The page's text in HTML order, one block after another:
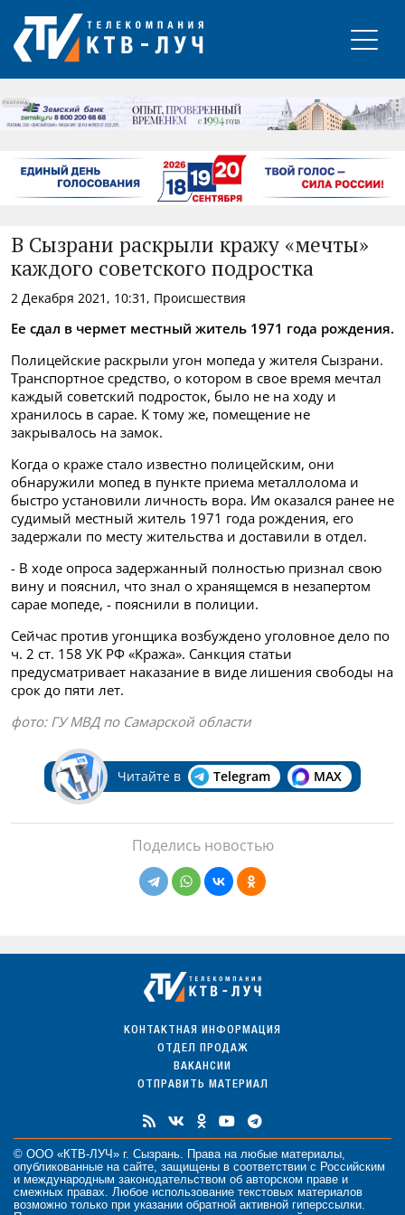
РЕКЛАМА
В Сызрани раскрыли кражу «мечты»
каждого советского подростка
2 Декабря 2021, 10:31, Происшествия
Ее сдал в чермет местный житель 1971 года рождения.
Полицейские раскрыли угон мопеда у жителя Сызрани.
Транспортное средство, о котором в свое время мечтал
каждый советский подросток, было не на ходу и
хранилось в сарае. К тому же, помещение не
закрывалось на замок.
Когда о краже стало известно полицейским, они
обнаружили мопед в пункте приема металлолома и
быстро установили личность вора. Им оказался ранее не
судимый местный житель 1971 года рождения, его
задержали по месту жительства и доставили в отдел.
- В ходе опроса задержанный полностью признал свою
вину и пояснил, что знал о хранящемся в незапертом
сарае мопеде, - пояснили в полиции.
Сейчас против угонщика возбуждено уголовное дело по
ч. 2 ст. 158 УК РФ «Кража». Санкция статьи
предусматривает наказание в виде лишения свободы на
срок до пяти лет.
фото: ГУ МВД по Самарской области
Читайте в Telegram MAX
Поделись новостью
КОНТАКТНАЯ ИНФОРМАЦИЯ
ОТДЕЛ ПРОДАЖ
ВАКАНСИИ
ОТПРАВИТЬ МАТЕРИАЛ
© ООО «КТВ-ЛУЧ» г. Сызрань. Права на любые материалы
опубликованные на сайте, защищены в соответствии с Российским
и международным законодательством об авторском праве и
смежных правах. Любое использование текстовых материалов
возможно только при указании обратной активной гиперссылки.